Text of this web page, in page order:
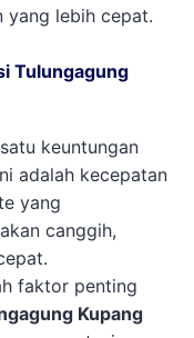
yang lebih cepat.
Tulungagung
keuntungan
adalah kecepatan
yang
canggih,
faktor penting
Kupang